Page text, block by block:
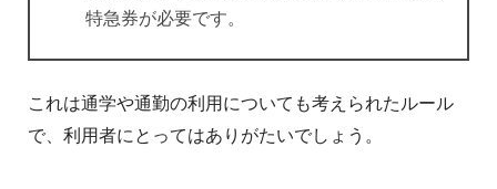
特急券が必要です。
これは通学や通勤の利用についても考えられたルール
で、利用者にとってはありがたいでしょう。